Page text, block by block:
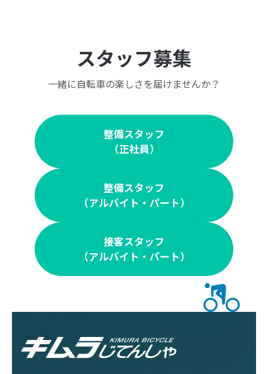
スタッフ募集
一緒に自転車の楽しさを届けませんか？
整備スタッフ
（正社員）
整備スタッフ
（アルバイト・パート）
接客スタッフ
（アルバイト・パート）